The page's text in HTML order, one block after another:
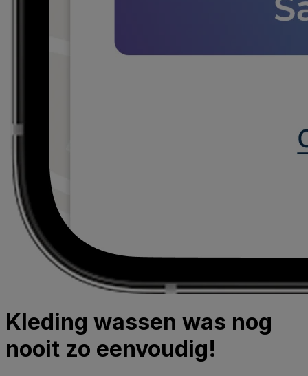
Kleding wassen was nog
nooit zo eenvoudig!